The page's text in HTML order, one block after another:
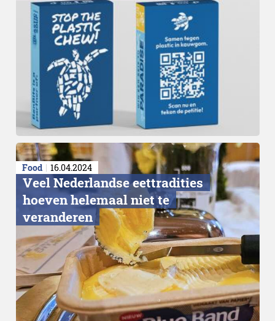
Food 16.04.2024
Veel Nederlandse eettradities
hoeven helemaal niet te
veranderen